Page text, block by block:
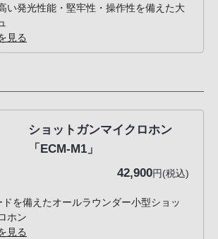
い発光性能・堅牢性・操作性を備えた大
見る
ショットガンマイクロホン
「ECM-M1」
42,900円(税込)
を備えたオールラウンダー小型ショッ
ホン
見る